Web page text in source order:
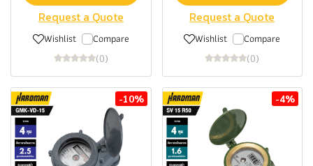
Request a Quote
Wishlist Compare
(0)
Request a Quote
Wishlist Compare
(0)
-10% -4%